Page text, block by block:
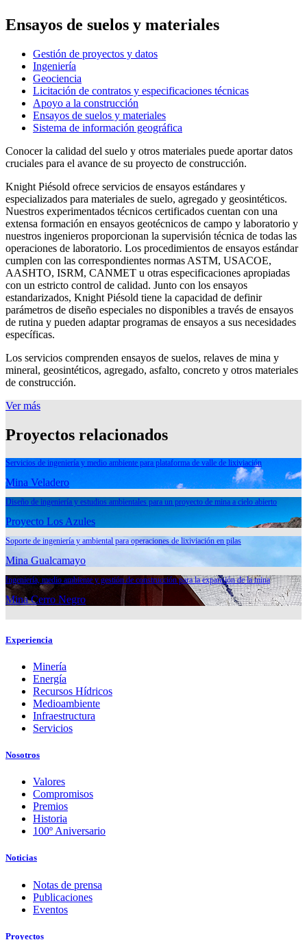
Ensayos de suelos y materiales
Gestión de proyectos y datos
Ingeniería
Geociencia
Licitación de contratos y especificaciones técnicas
Apoyo a la construcción
Ensayos de suelos y materiales
Sistema de información geográfica
Conocer la calidad del suelo y otros materiales puede aportar datos
cruciales para el avance de su proyecto de construcción.
Knight Piésold ofrece servicios de ensayos estándares y
especializados para materiales de suelo, agregado y geosintéticos.
Nuestros experimentados técnicos certificados cuentan con una
extensa formación en ensayos geotécnicos de campo y laboratorio y
nuestros ingenieros proporcionan la supervisión técnica de todas las
operaciones de laboratorio. Los procedimientos de ensayos estándar
cumplen con las correspondientes normas ASTM, USACOE,
AASHTO, ISRM, CANMET u otras especificaciones apropiadas
con un estricto control de calidad. Junto con los ensayos
estandarizados, Knight Piésold tiene la capacidad de definir
parámetros de diseño especiales no disponibles a través de ensayos
de rutina y pueden adaptar programas de ensayos a sus necesidades
específicas.
Los servicios comprenden ensayos de suelos, relaves de mina y
mineral, geosintéticos, agregado, asfalto, concreto y otros materiales
de construcción.
Ver más
Proyectos relacionados
Servicios de ingeniería y medio ambiente para plataforma de valle de lixiviación
Mina Veladero
Diseño de ingeniería y estudios ambientales para un proyecto de mina a cielo abierto
Proyecto Los Azules
Soporte de ingeniería y ambiental para operaciones de lixiviación en pilas
Mina Gualcamayo
Ingeniería, medio ambiente y gestión de construcción para la expansión de la mina
Mina Cerro Negro
Experiencia
Minería
Energía
Recursos Hídricos
Medioambiente
Infraestructura
Servicios
Nosotros
Valores
Compromisos
Premios
Historia
100º Aniversario
Noticias
Notas de prensa
Publicaciones
Eventos
Proyectos